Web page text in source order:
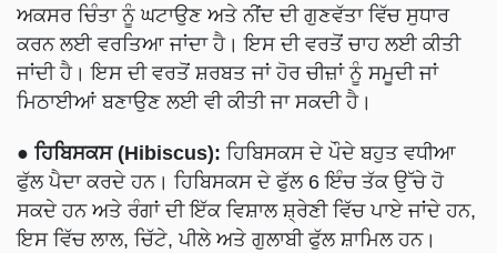
ਅਕਸਰ ਚਿੰਤਾ ਨੂੰ ਘਟਾਉਣ ਅਤੇ ਨੀਂਦ ਦੀ ਗੁਣਵੱਤਾ ਵਿੱਚ ਸੁਧਾਰ
ਕਰਨ ਲਈ ਵਰਤਿਆ ਜਾਂਦਾ ਹੈ। ਇਸ ਦੀ ਵਰਤੋਂ ਚਾਹ ਲਈ ਕੀਤੀ
ਜਾਂਦੀ ਹੈ। ਇਸ ਦੀ ਵਰਤੋਂ ਸ਼ਰਬਤ ਜਾਂ ਹੋਰ ਚੀਜ਼ਾਂ ਨੂੰ ਸਮੂਦੀ ਜਾਂ
ਮਿਠਾਈਆਂ ਬਣਾਉਣ ਲਈ ਵੀ ਕੀਤੀ ਜਾ ਸਕਦੀ ਹੈ।
● ਹਿਬਿਸਕਸ (Hibiscus): ਹਿਬਿਸਕਸ ਦੇ ਪੌਦੇ ਬਹੁਤ ਵਧੀਆ
ਫੁੱਲ ਪੈਦਾ ਕਰਦੇ ਹਨ। ਹਿਬਿਸਕਸ ਦੇ ਫੁੱਲ 6 ਇੰਚ ਤੱਕ ਉੱਚੇ ਹੋ
ਸਕਦੇ ਹਨ ਅਤੇ ਰੰਗਾਂ ਦੀ ਇੱਕ ਵਿਸ਼ਾਲ ਸ਼੍ਰੇਣੀ ਵਿੱਚ ਪਾਏ ਜਾਂਦੇ ਹਨ,
ਇਸ ਵਿੱਚ ਲਾਲ, ਚਿੱਟੇ, ਪੀਲੇ ਅਤੇ ਗੁਲਾਬੀ ਫੁੱਲ ਸ਼ਾਮਿਲ ਹਨ।